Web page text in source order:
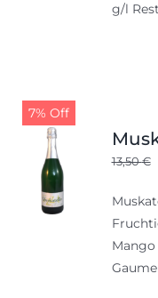
g/l
7% Off
13,50€